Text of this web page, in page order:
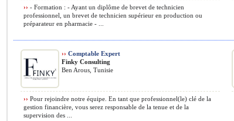
›› - Formation : - Ayant un diplôme de brevet de technicien
professionnel, un brevet de technicien supérieur en production ou
préparateur en pharmacie - ...
›› Comptable Expert
Finky Consulting
Ben Arous, Tunisie
›› Pour rejoindre notre équipe. En tant que professionnel(le) clé de la
gestion financière, vous serez responsable de la tenue et de la
supervision des ...